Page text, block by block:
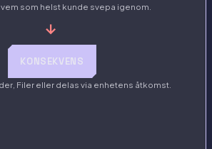
som helst kunde svepa igenom.
→
KONSEKVENS
Filer eller delas via enhetens åtkomst.